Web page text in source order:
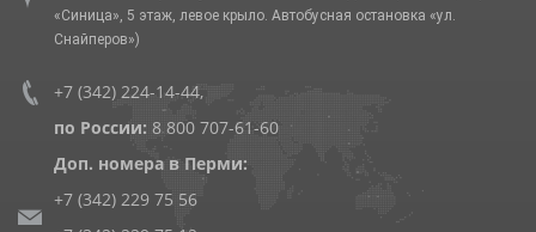
«Синица», 5 этаж, левое крыло. Автобусная остановка «ул.
Снайперов»)
+7 (342) 224-14-44,
по России: 8 800 707-61-60
Доп. номера в Перми:
+7 (342) 229 75 56